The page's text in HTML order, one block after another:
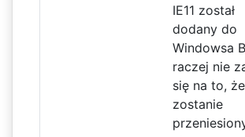
IE11 został
dodany do
Windowsa
raczej nie
się na to, że
zostanie